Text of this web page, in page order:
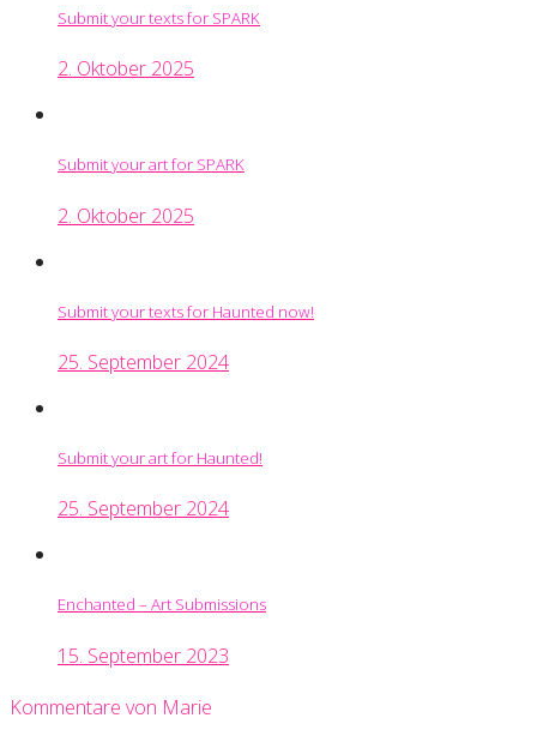
Submit your texts for SPARK
2. Oktober 2025
Submit your art for SPARK
2. Oktober 2025
Submit your texts for Haunted now!
25. September 2024
Submit your art for Haunted!
25. September 2024
Enchanted – Art Submissions
15. September 2023
Kommentare von Marie